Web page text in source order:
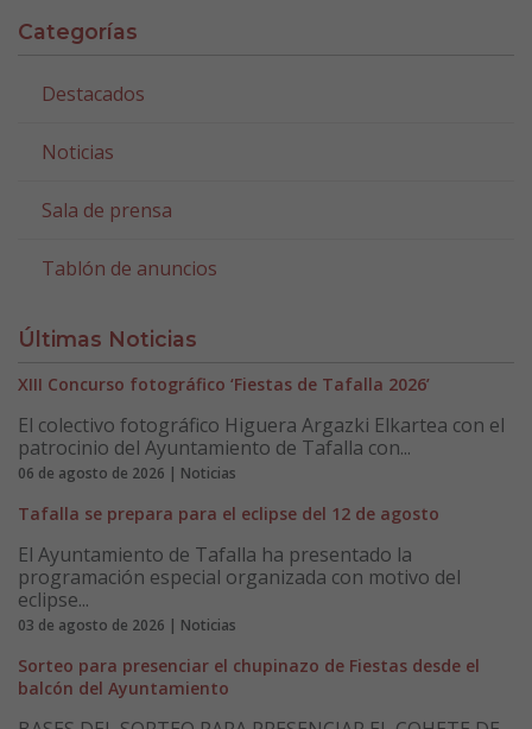
Categorías
Destacados
Noticias
Sala de prensa
Tablón de anuncios
Últimas Noticias
XIII Concurso fotográfico ‘Fiestas de Tafalla 2026’
El colectivo fotográfico Higuera Argazki Elkartea con el
patrocinio del Ayuntamiento de Tafalla con...
06 de agosto de 2026 | Noticias
Tafalla se prepara para el eclipse del 12 de agosto
El Ayuntamiento de Tafalla ha presentado la
programación especial organizada con motivo del
eclipse...
03 de agosto de 2026 | Noticias
Sorteo para presenciar el chupinazo de Fiestas desde el
balcón del Ayuntamiento